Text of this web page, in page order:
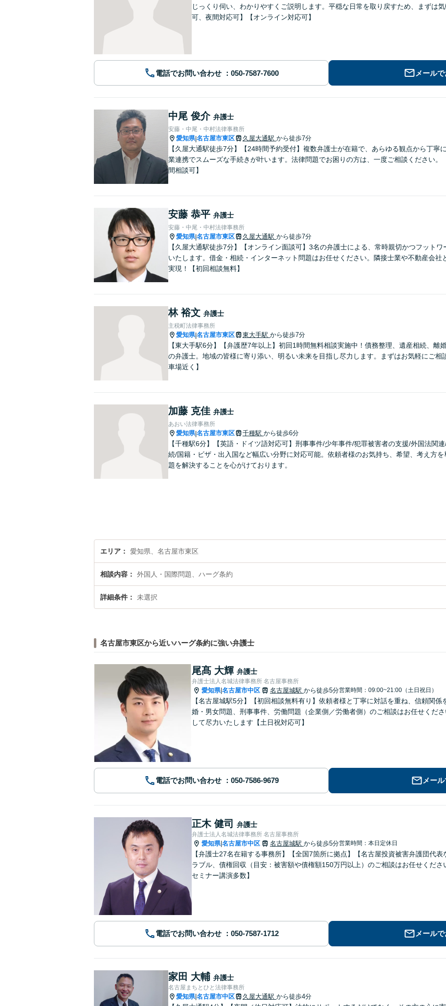
じっくり伺い、わかりやすくご説明します。平穏な日常を取り戻すため、まずは
可、夜間対応可】【オンライン対応可】
電話でお問い合わせ メール
中尾 俊介 弁護士
安藤・中尾・中村法律事務所
愛知県|名古屋市東区 久屋大通駅 から徒歩7分
【久屋大通駅徒歩7分】【24時間予約受付】複数弁護士が在籍で、あらゆる観点から丁寧
業連携でスムーズな手続きが叶います。法律問題でお困りの方は、一度ご相談ください。
間相談可】
安藤 恭平 弁護士
安藤・中尾・中村法律事務所
愛知県|名古屋市東区 久屋大通駅 から徒歩7分
【久屋大通駅徒歩7分】【オンライン面談可】3名の弁護士による、常時親切かつフットワ
いたします。借金・相続・インターネット問題はお任せください。隣接士業や不動産会社
実現！【初回相談無料】
林 裕文 弁護士
主税町法律事務所
愛知県|名古屋市東区 東大手駅 から徒歩7分
【東大手駅6分】【弁護歴7年以上】初回1時間無料相談実施中！債務整理、遺産相続、離
の弁護士。地域の皆様に寄り添い、明るい未来を目指し尽力します。まずはお気軽にご相
車場近く】
加藤 克佳 弁護士
あおい法律事務所
愛知県|名古屋市東区 千種駅 から徒歩6分
【千種駅6分】【英語・ドイツ語対応可】刑事事件/少年事件/犯罪被害者の支援/外国法関
続/国籍・ビザ・出入国など幅広い分野に対応可能。依頼者様のお気持ち、希望、考え方を
題を解決することを心がけております。
エリア 愛知県、名古屋市東区
相談内容 外国人・国際問題、ハーグ条約
詳細条件 未選択
名古屋市東区から近いハーグ条約に強い弁護士
尾髙 大輝 弁護士
弁護士法人名城法律事務所 名古屋事務所
愛知県|名古屋市中区 名古屋城駅 から徒歩5分営業時間：09:00~21:00（土日祝日）
【名古屋城駅5分】【初回相談無料有り】依頼者様と丁寧に対話を重ね、信頼関
婚・男女問題、刑事事件、労働問題（企業側／労働者側）のご相談はお任せくだ
して尽力いたします【土日祝対応可】
電話でお問い合わせ メー
正木 健司 弁護士
弁護士法人名城法律事務所 名古屋事務所
愛知県|名古屋市中区 名古屋城駅 から徒歩5分営業時間：本日定休日
【弁護士27名在籍する事務所】【全国7箇所に拠点】【名古屋投資被害弁護団代
ラブル、債権回収（目安：被害額や債権額150万円以上）のご相談はお任せくだ
セミナー講演多数】
電話でお問い合わせ メール
家田 大輔 弁護士
名古屋まちとひと法律事務所
愛知県|名古屋市中区 久屋大通駅 から徒歩4分